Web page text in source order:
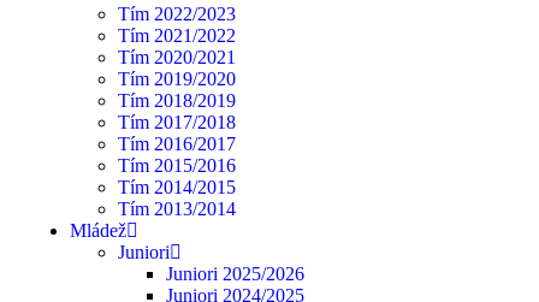
Tím 2022/2023
Tím 2021/2022
Tím 2020/2021
Tím 2019/2020
Tím 2018/2019
Tím 2017/2018
Tím 2016/2017
Tím 2015/2016
Tím 2014/2015
Tím 2013/2014
Mládež
Juniori
Juniori 2025/2026
Juniori 2024/2025